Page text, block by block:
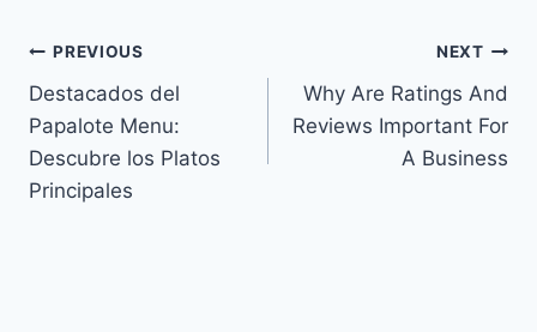
Navegación
de
entradas
PREVIOUS
Destacados del
Papalote Menu:
Descubre los Platos
Principales
NEXT
Why Are Ratings And
Reviews Important For
A Business